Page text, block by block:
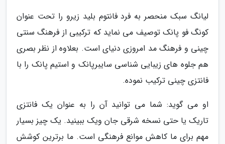
لیانگ سبک منحصر به فرد فانتوم بلید زیرو را تحت عنوان
کونگ فو پانک توصیف می نماید که ترکیبی از فرهنگ سنتی
چینی و فرهنگ مد امروزی دنیای است. بعلاوه از نظر بصری
هم جلوه های زیبایی شناسی سایبرپانک و استیم پانک را با
فانتزی چینی ترکیب نموده.
او می گوید: شما می توانید آن را به عنوان یک فانتزی
تاریک یا حتی نسخه شرقی جان ویک ببینید. یک چیز بسیار
مهم برای ما کاهش موانع فرهنگی است. ما برترین کوشش